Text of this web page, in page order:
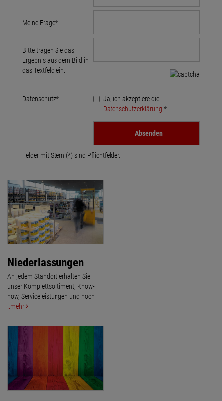
Meine Frage*
Bitte tragen Sie das
Ergebnis aus dem Bild in
das Textfeld ein.
Datenschutz*
Ja, ich akzeptiere die
Datenschutzerklärung .*
Felder mit Stern (*) sind Pflichtfelder.
Niederlassungen
An jedem Standort erhalten Sie
unser Komplettsortiment, Know-
how, Serviceleistungen und noch
..mehr